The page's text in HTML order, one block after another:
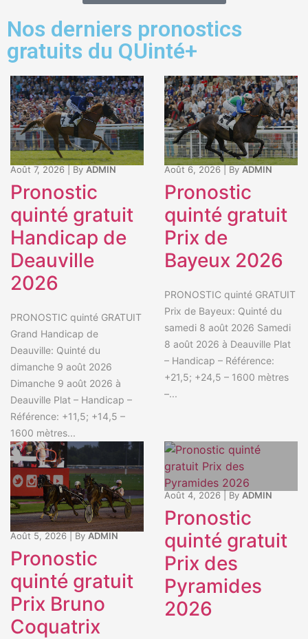
Nos derniers pronostics
gratuits du QUinté+
Août 7, 2026 By ADMIN
Pronostic
quinté gratuit
Handicap de
Deauville
2026
PRONOSTIC quinté GRATUIT
Grand Handicap de
Deauville: Quinté du
dimanche 9 août 2026
Dimanche 9 août 2026 à
Deauville Plat – Handicap –
Référence: +11,5; +14,5 –
1600 mètres...
Août 6, 2026 By ADMIN
Pronostic
quinté gratuit
Prix de
Bayeux 2026
PRONOSTIC quinté GRATUIT
Prix de Bayeux: Quinté du
samedi 8 août 2026 Samedi
8 août 2026 à Deauville Plat
– Handicap – Référence:
+21,5; +24,5 – 1600 mètres
–...
Août 5, 2026 By ADMIN
Pronostic
quinté gratuit
Prix Bruno
Coquatrix
Août 4, 2026 By ADMIN
Pronostic
quinté gratuit
Prix des
Pyramides
2026